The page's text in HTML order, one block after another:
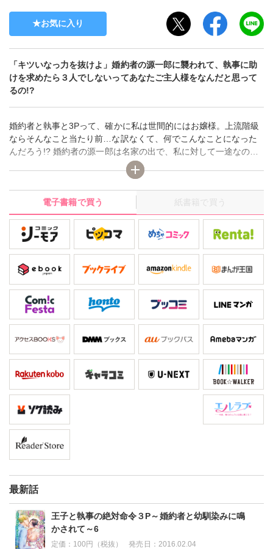
お気に入り
「キツいなっ力を抜けよ」婚約者の源一郎に襲われて、執事に助
けを求めたら３人でしないってあなたご主人様をなんだと思って
るの!?
婚約者と執事と3Pって、確かに私は世間的にはお嬢様。上流階級
ならそんなこと当たり前…な訳なくて、何でこんなことになった
んだろう!? 婚約者の源一郎は名家の出で、私に対して一途なのは
良いけど、熱すぎてちょっとウザい。でも、親同士が決めたこと
だし、そのうち結婚するんだろうと思ってた。そんなとき、昔、
私が好きだったアキラが執事として私の家に戻ってきた。昔はカ
ッコイイお兄ちゃんって感じだったのに、7年間ホストをやってた
らしくて、とにかくチャラい。私の着替えに乱入してきたり、乳
首を弄ったり…。そんなことする人じゃなかったのに…そこで、
アキラに付けられたキスマークを見つけて私を襲ってきた。本気
で押さえつけられて、愛撫される私。アキラが気づいて助けてく
れると思ったら、「執事ですからお手伝いしましょうか？」って
電子書籍で買う 紙書籍で買う
最新話
王子と執事の絶対命令３P～婚約者と幼馴染みに鳴
かされて～6
定価： 100円（税抜） 発売日： 2016.02.04